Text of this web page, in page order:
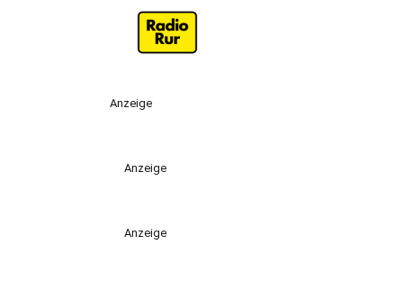
Anzeige
Anzeige
Anzeige